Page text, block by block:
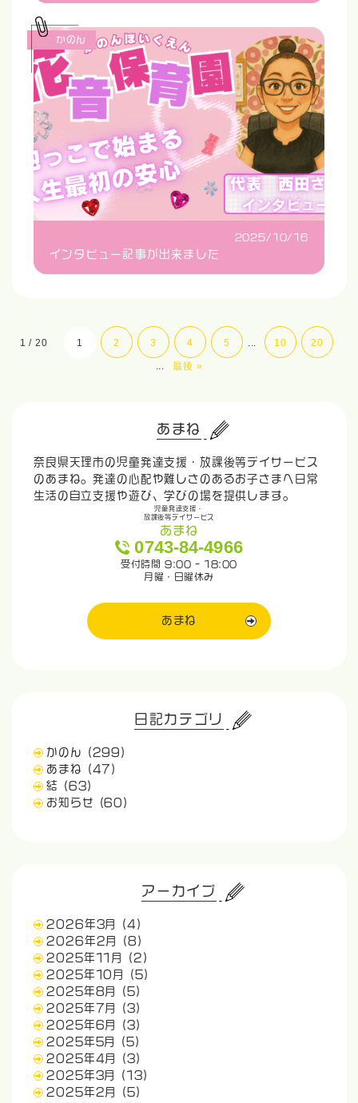
2025/10/16
インタビュー記事が出来ました
かのん
1 / 20 1 2 3 4 5 ... 10 20
... 最後 »
あまね
奈良県天理市の児童発達支援・放課後等デイサービス
のあまね。発達の心配や難しさのあるお子さまへ日常
生活の自立支援や遊び、学びの場を提供します。
児童発達支援・
放課後等デイサービス
あまね
0743-84-4966
受付時間 9:00 - 18:00
月曜・日曜休み
あまね
日記カテゴリ
かのん
(299)
あまね
(47)
結
(63)
お知らせ
(60)
アーカイブ
2026年3月
(4)
2026年2月
(8)
2025年11月
(2)
2025年10月
(5)
2025年8月
(5)
2025年7月
(3)
2025年6月
(3)
2025年5月
(5)
2025年4月
(3)
2025年3月
(13)
2025年2月
(5)